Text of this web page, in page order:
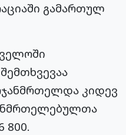
გამართულ
კიდევ
800.